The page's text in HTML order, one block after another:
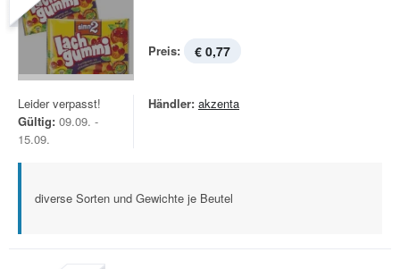
Preis: € 0,77
Leider verpasst!
Gültig: 09.09. -
15.09.
Händler: akzenta
diverse Sorten und Gewichte je Beutel